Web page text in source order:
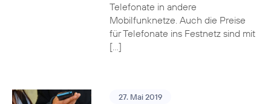
Telefonate in andere
Mobilfunknetze. Auch die Preise
für Telefonate ins Festnetz sind mit
[…]
27. Mai 2019